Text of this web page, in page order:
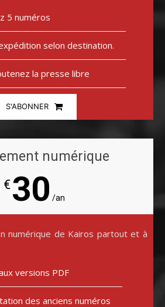
5 numéros
selon destination.
la presse libre
S'ABONNER
numérique
€30 /an
numérique de Kairos partout et à
versions PDF
des anciens numéros